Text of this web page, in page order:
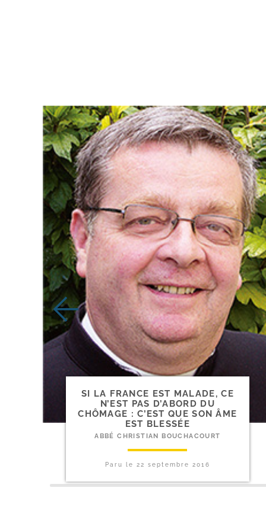
SI LA FRANCE EST MALADE, CE
N’EST PAS D’ABORD DU
CHÔMAGE : C’EST QUE SON ÂME
EST BLESSÉE
ABBÉ CHRISTIAN BOUCHACOURT
Paru le 22 septembre 2016